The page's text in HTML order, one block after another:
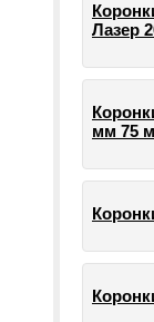
Лазер
мм 75